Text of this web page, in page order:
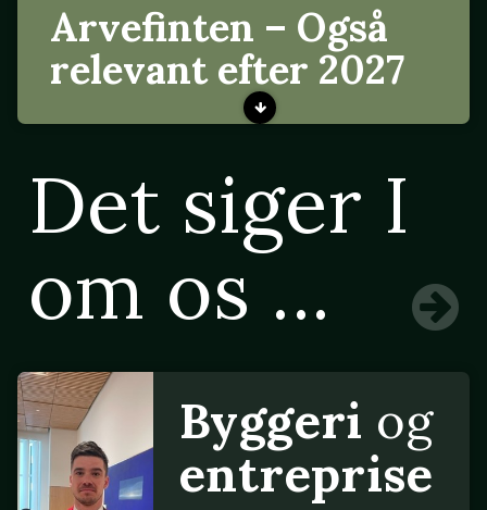
Arvefinten – Også
relevant efter 2027
Det siger I
om os ...
Byggeri og
entreprise